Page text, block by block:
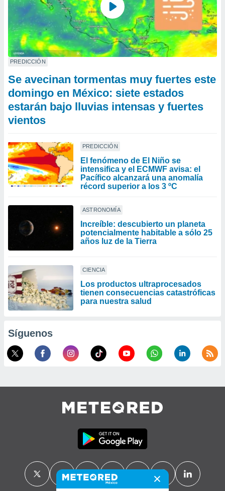
PREDICCIÓN
Se avecinan tormentas muy fuertes este
domingo en México: siete estados
estarán bajo lluvias intensas y fuertes
vientos
PREDICCIÓN
El fenómeno de El Niño se
intensifica y el ECMWF avisa: el
Pacífico alcanzará una anomalía
récord superior a los 3 ºC
ASTRONOMÍA
Increíble: descubierto un planeta
potencialmente habitable a sólo 25
años luz de la Tierra
CIENCIA
Los productos ultraprocesados ​​
tienen consecuencias catastróficas
para nuestra salud
Síguenos